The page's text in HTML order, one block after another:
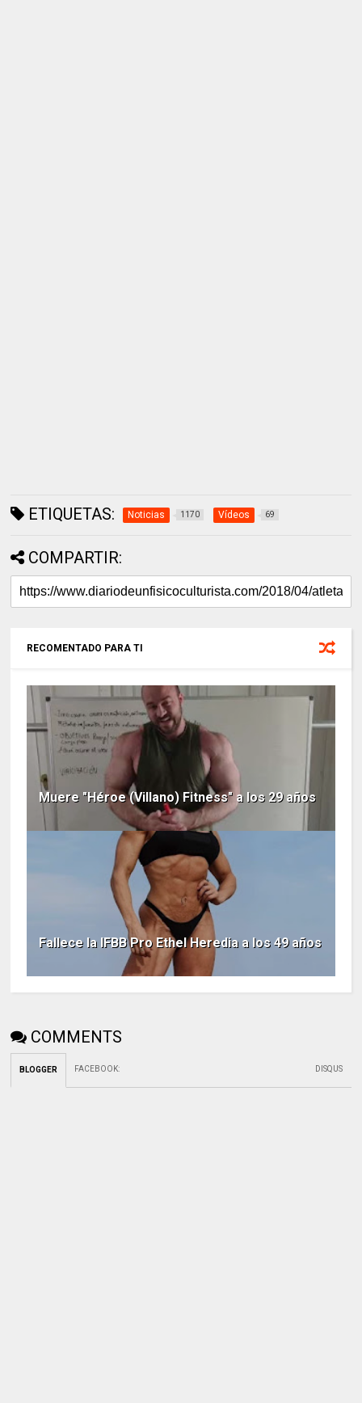
ETIQUETAS: Noticias 1170 Vídeos 69
COMPARTIR:
RECOMENTADO PARA TI
Muere "Héroe (Villano) Fitness" a los 29 años
Fallece la IFBB Pro Ethel Heredia a los 49 años
COMMENTS
BLOGGER FACEBOOK: DISQUS